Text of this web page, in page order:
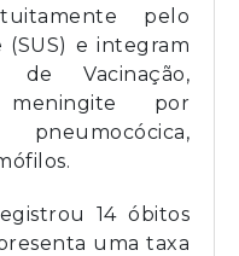
pelo
(SUS) e integram
de Vacinação,
por
14 óbitos
uma taxa